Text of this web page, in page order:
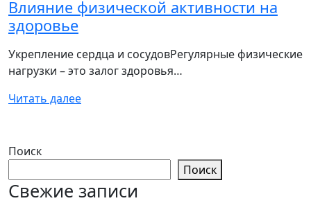
Влияние физической активности на
здоровье
Укрепление сердца и сосудовРегулярные физические
нагрузки – это залог здоровья…
Читать далее
Поиск
Поиск
Свежие записи